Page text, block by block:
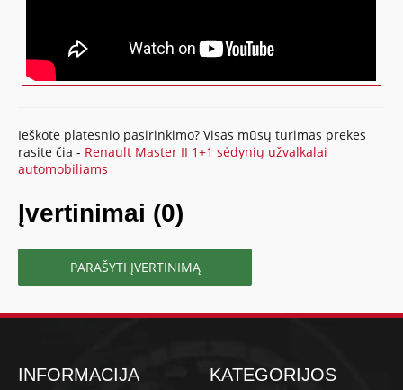
Ieškote platesnio pasirinkimo? Visas mūsų turimas prekes
rasite čia - Renault Master II 1+1 sėdynių užvalkalai
automobiliams
Įvertinimai (0)
PARAŠYTI ĮVERTINIMĄ
INFORMACIJA KATEGORIJOS